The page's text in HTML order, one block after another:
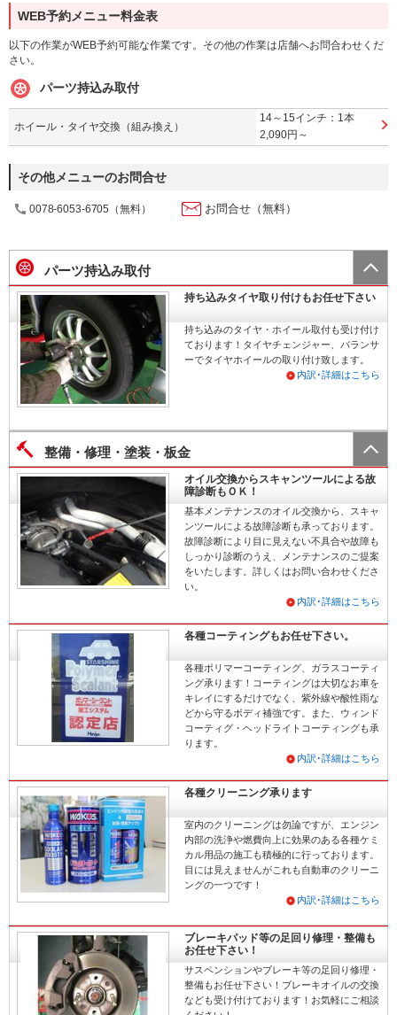
WEB予約メニュー料金表
以下の作業がWEB予約可能な作業です。その他の作業は店舗へお問合わせくだ
さい。
パーツ持込み取付
ホイール・タイヤ交換（組み換え）
14～15インチ：1本
2,090円～
その他メニューのお問合せ
0078-6053-6705（無料） お問合せ（無料）
パーツ持込み取付
持ち込みタイヤ取り付けもお任せ下さい
持ち込みのタイヤ・ホイール取付も受け付け
ております！タイヤチェンジャー、バランサ
ーでタイヤホイールの取り付け致します。
内訳･詳細はこちら
整備・修理・塗装・板金
オイル交換からスキャンツールによる故
障診断もＯＫ！
基本メンテナンスのオイル交換から、スキャ
ンツールによる故障診断も承っております。
故障診断により目に見えない不具合や故障も
しっかり診断のうえ、メンテナンスのご提案
をいたします。詳しくはお問い合わせくださ
い。
内訳･詳細はこちら
各種コーティングもお任せ下さい。
各種ポリマーコーティング、ガラスコーティ
ング承ります！コーティングは大切なお車を
キレイにするだけでなく、紫外線や酸性雨な
どから守るボディ補強です。また、ウィンド
コーティグ・ヘッドライトコーティングも承
ります。
内訳･詳細はこちら
各種クリーニング承ります
室内のクリーニングは勿論ですが、エンジン
内部の洗浄や燃費向上に効果のある各種ケミ
カル用品の施工も積極的に行っております。
目には見えませんがこれも自動車のクリーニ
ングの一つです！
内訳･詳細はこちら
ブレーキパッド等の足回り修理・整備も
お任せ下さい！
サスペンションやブレーキ等の足回り修理・
整備もお任せ下さい！ブレーキオイルの交換
なども受け付けております！お気軽にご相談